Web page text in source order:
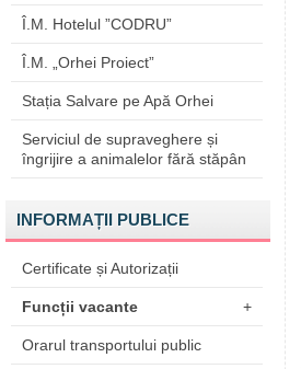
Î.M. Hotelul ”CODRU”
Î.M. „Orhei Proiect”
Stația Salvare pe Apă Orhei
Serviciul de supraveghere și
îngrijire a animalelor fără stăpân
INFORMAȚII PUBLICE
Certificate și Autorizații
Funcții vacante +
Orarul transportului public